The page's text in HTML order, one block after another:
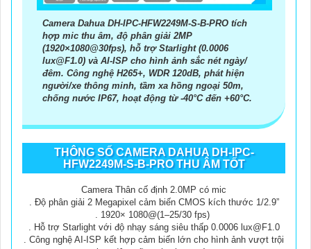
Camera Dahua DH-IPC-HFW2249M-S-B-PRO tích
hợp mic thu âm, độ phân giải 2MP
(1920×1080@30fps), hỗ trợ Starlight (0.0006
lux@F1.0) và AI-ISP cho hình ảnh sắc nét ngày/
đêm. Công nghệ H265+, WDR 120dB, phát hiện
người/xe thông minh, tầm xa hồng ngoại 50m,
chống nước IP67, hoạt động từ -40°C đến +60°C.
THÔNG SỐ CAMERA DAHUA DH-IPC-
HFW2249M-S-B-PRO THU ÂM TỐT
Camera Thân cố định 2.0MP có mic
. Độ phân giải 2 Megapixel cảm biến CMOS kích thước 1/2.9”
. 1920× 1080@(1–25/30 fps)
. Hỗ trợ Starlight với độ nhạy sáng siêu thấp 0.0006 lux@F1.0
. Công nghệ AI-ISP kết hợp cảm biến lớn cho hình ảnh vượt trội